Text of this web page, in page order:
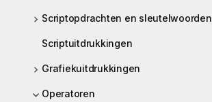
Scriptopdrachten en sleutelwoorden
Scriptuitdrukkingen
Grafiekuitdrukkingen
Operatoren